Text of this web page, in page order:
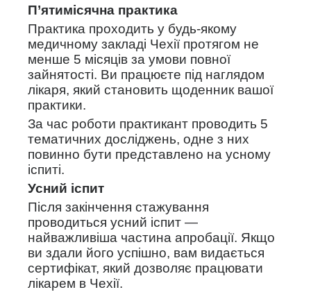
П’ятимісячна практика
Практика проходить у будь-якому
медичному закладі Чехії протягом не
менше 5 місяців за умови повної
зайнятості. Ви працюєте під наглядом
лікаря, який становить щоденник вашої
практики.
За час роботи практикант проводить 5
тематичних досліджень, одне з них
повинно бути представлено на усному
іспиті.
Усний іспит
Після закінчення стажування
проводиться усний іспит —
найважливіша частина апробації. Якщо
ви здали його успішно, вам видається
сертифікат, який дозволяє працювати
лікарем в Чехії.